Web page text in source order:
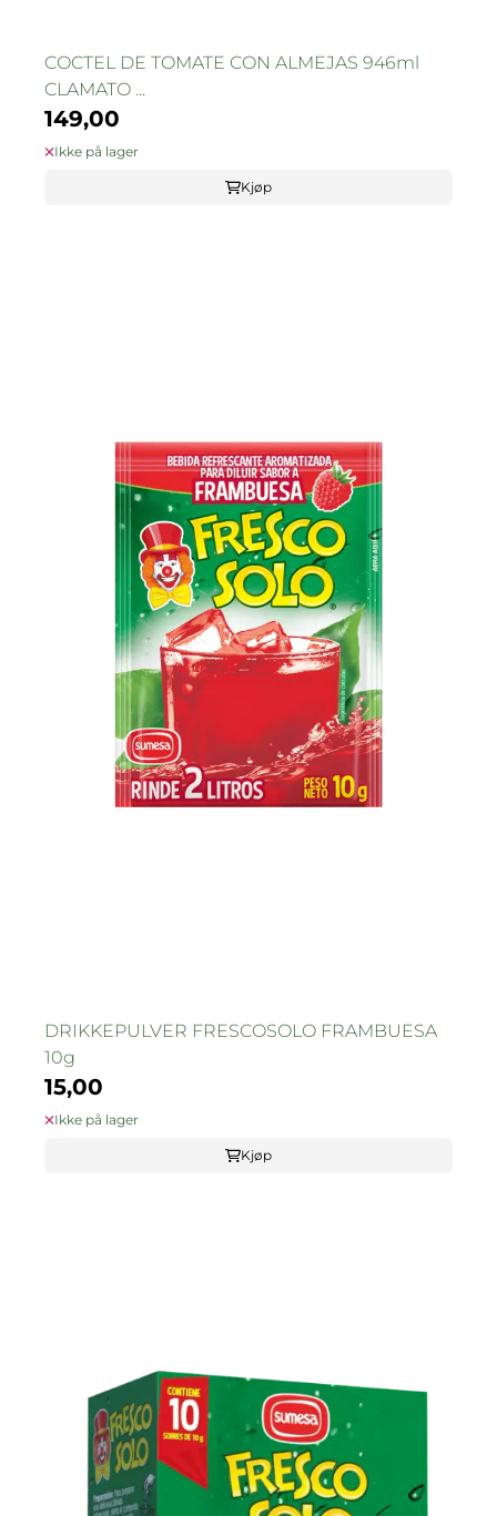
COCTEL DE TOMATE CON ALMEJAS 946ml
CLAMATO ...
149,00
Ikke på lager
Kjøp
DRIKKEPULVER FRESCOSOLO FRAMBUESA
10g
15,00
Ikke på lager
Kjøp